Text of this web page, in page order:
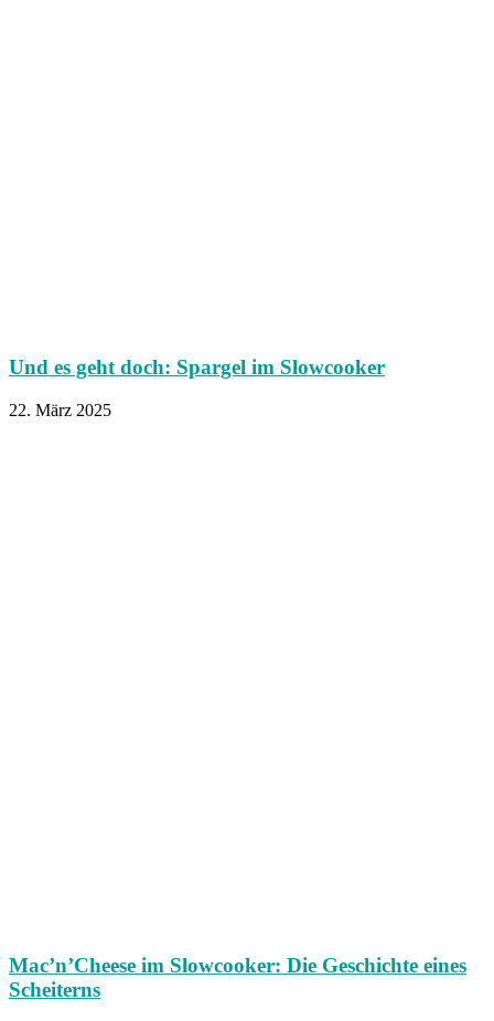
Und es geht doch: Spargel im Slowcooker
22. März 2025
Mac’n’Cheese im Slowcooker: Die Geschichte eines
Scheiterns